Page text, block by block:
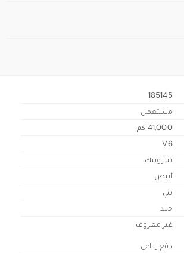
185145
مستعمل
41,000 كم
V6
تبترونيك
أبيض
بني
جلد
غير معروف
دفع رباعي